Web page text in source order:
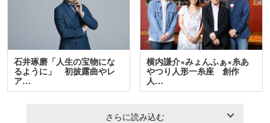
石井琢磨「人生の宝物にな
るように」 初披露曲やレ
ア…
横内謙介×みょんふぁ×糸あ
やつり人形一糸座 創作
人…
さらに読み込む